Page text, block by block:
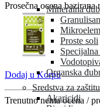
Mineralna
Proste soli
Organska
Sredstva za
Akaricidi
Prosečna ocena
Dodaj u Korpu
Trenutno nema ocena /